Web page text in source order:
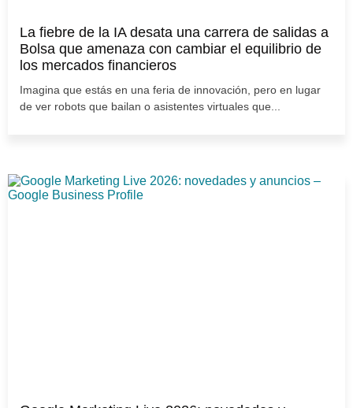
La fiebre de la IA desata una carrera de salidas a
Bolsa que amenaza con cambiar el equilibrio de
los mercados financieros
Imagina que estás en una feria de innovación, pero en lugar
de ver robots que bailan o asistentes virtuales que...